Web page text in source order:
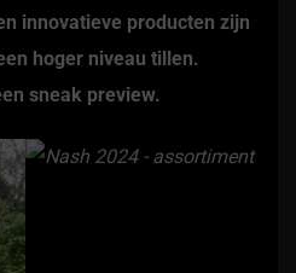
innovatieve producten zijn
hoger niveau tillen.
sneak preview.